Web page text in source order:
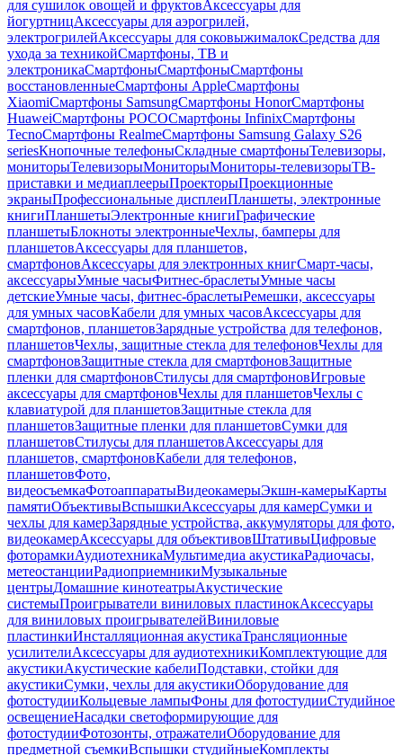
для сушилок овощей и фруктовАксессуары для
йогуртницАксессуары для аэрогрилей,
электрогрилейАксессуары для соковыжималокСредства для
ухода за техникойСмартфоны, ТВ и
электроникаСмартфоныСмартфоныСмартфоны
восстановленныеСмартфоны AppleСмартфоны
XiaomiСмартфоны SamsungСмартфоны HonorСмартфоны
HuaweiСмартфоны POCOСмартфоны InfinixСмартфоны
TecnoСмартфоны RealmeСмартфоны Samsung Galaxy S26
seriesКнопочные телефоныСкладные смартфоныТелевизоры,
мониторыТелевизорыМониторыМониторы-телевизорыТВ-
приставки и медиаплеерыПроекторыПроекционные
экраныПрофессиональные дисплеиПланшеты, электронные
книгиПланшетыЭлектронные книгиГрафические
планшетыБлокноты электронныеЧехлы, бамперы для
планшетовАксессуары для планшетов,
смартфоновАксессуары для электронных книгСмарт-часы,
аксессуарыУмные часыФитнес-браслетыУмные часы
детскиеУмные часы, фитнес-браслетыРемешки, аксессуары
для умных часовКабели для умных часовАксессуары для
смартфонов, планшетовЗарядные устройства для телефонов,
планшетовЧехлы, защитные стекла для телефоновЧехлы для
смартфоновЗащитные стекла для смартфоновЗащитные
пленки для смартфоновСтилусы для смартфоновИгровые
аксессуары для смартфоновЧехлы для планшетовЧехлы с
клавиатурой для планшетовЗащитные стекла для
планшетовЗащитные пленки для планшетовСумки для
планшетовСтилусы для планшетовАксессуары для
планшетов, смартфоновКабели для телефонов,
планшетовФото,
видеосъемкаФотоаппаратыВидеокамерыЭкшн-камерыКарты
памятиОбъективыВспышкиАксессуары для камерСумки и
чехлы для камерЗарядные устройства, аккумуляторы для фото,
видеокамерАксессуары для объективовШтативыЦифровые
фоторамкиАудиотехникаМультимедиа акустикаРадиочасы,
метеостанцииРадиоприемникиМузыкальные
центрыДомашние кинотеатрыАкустические
системыПроигрыватели виниловых пластинокАксессуары
для виниловых проигрывателейВиниловые
пластинкиИнсталляционная акустикаТрансляционные
усилителиАксессуары для аудиотехникиКомплектующие для
акустикиАкустические кабелиПодставки, стойки для
акустикиСумки, чехлы для акустикиОборудование для
фотостудииКольцевые лампыФоны для фотостудииСтудийное
освещениеНасадки светоформирующие для
фотостудииФотозонты, отражателиОборудование для
предметной съемкиВспышки студийныеКомплекты